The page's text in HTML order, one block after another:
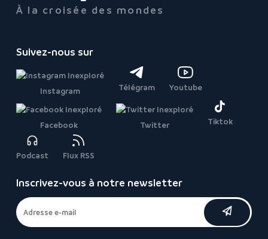
À la croisée des mondes
Suivez-nous sur
Instagram Télégram Youtube
Facebook Twitter Tiktok
Podcast Flux RSS
Inscrivez-vous à notre newsletter